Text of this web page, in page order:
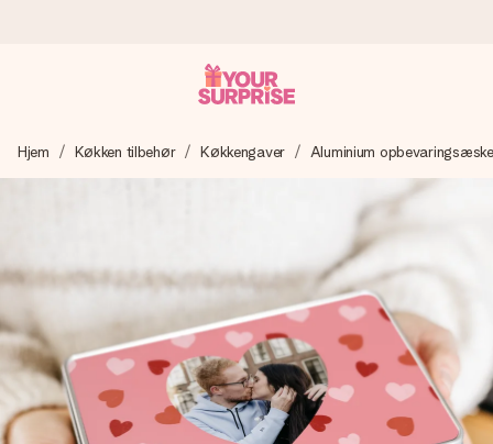
Vi laver din gave med omhu og sender den lynhurtigt – så
du kan give den på det helt rette tidspunkt, når den
4,7 (baseret på +15.000 anmeldelser)
Vores gaver inspirerer. Kunderne giver os 4,7 på Google
Reviews.
Hjem Køkken tilbehør Køkkengaver Aluminium opbevaringsæske